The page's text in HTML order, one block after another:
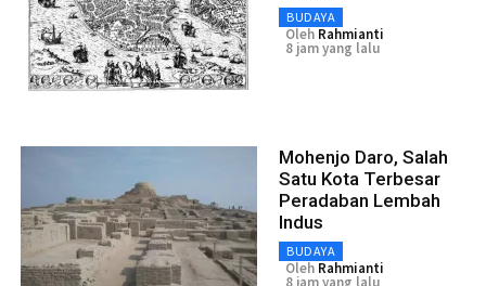
BUDAYA
Oleh Rahmianti
8 jam yang lalu
Mohenjo Daro, Salah
Satu Kota Terbesar
Peradaban Lembah
Indus
BUDAYA
Oleh Rahmianti
8 jam yang lalu